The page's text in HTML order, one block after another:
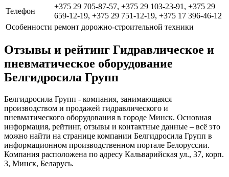
Телефон
+375 29 705-87-57, +375 29 103-23-91, +375 29
659-12-19, +375 29 751-12-19, +375 17 396-46-12
Особенности ремонт дорожно-строительной техники
Отзывы и рейтинг Гидравлическое и
пневматическое оборудование
Белгидросила Групп
Белгидросила Групп - компания, занимающаяся
производством и продажей гидравлического и
пневматического оборудования в городе Минск. Основная
информация, рейтинг, отзывы и контактные данные – всё это
можно найти на странице компании Белгидросила Групп в
информационном производственном портале Белоруссии.
Компания расположена по адресу Кальварийская ул., 37, корп.
3, Минск, Беларусь.